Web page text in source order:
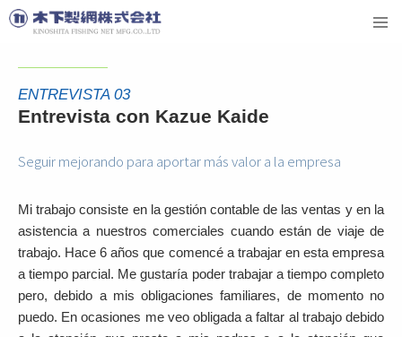
ENTREVISTA 03
Entrevista con Kazue Kaide
Seguir mejorando para aportar más valor a la empresa
Mi trabajo consiste en la gestión contable de las ventas y en la
asistencia a nuestros comerciales cuando están de viaje de
trabajo. Hace 6 años que comencé a trabajar en esta empresa
a tiempo parcial. Me gustaría poder trabajar a tiempo completo
pero, debido a mis obligaciones familiares, de momento no
puedo. En ocasiones me veo obligada a faltar al trabajo debido